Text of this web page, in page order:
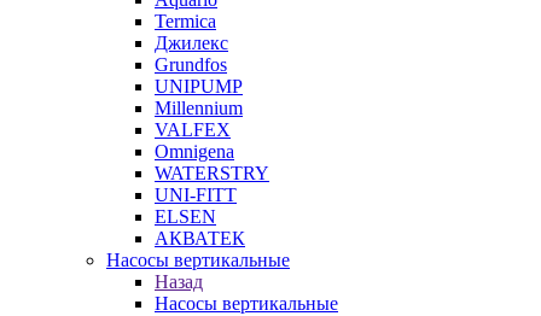
Termica
Джилекс
Grundfos
UNIPUMP
Millennium
VALFEX
Omnigena
WATERSTRY
UNI-FITT
ELSEN
АКВАТЕК
Насосы вертикальные
Назад
Насосы вертикальные